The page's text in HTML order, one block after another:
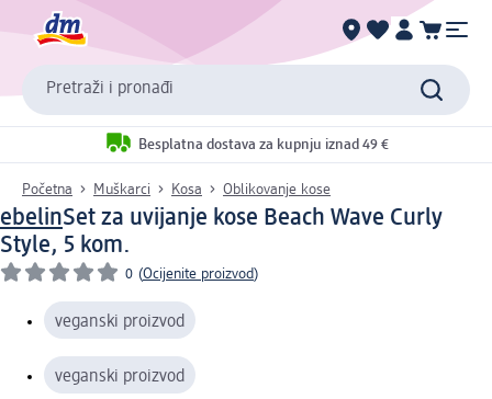
Pretraži i pronađi
Besplatna dostava za kupnju iznad 49 €
Početna Muškarci Kosa Oblikovanje kose
ebelinSet za uvijanje kose Beach Wave Curly
Style, 5 kom.
0 (Ocijenite proizvod)
veganski proizvod
veganski proizvod